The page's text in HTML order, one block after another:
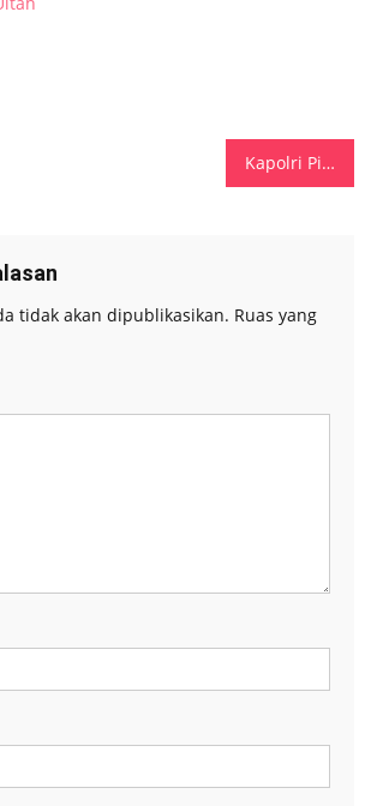
Kapolri Pimpin Pelantikan dan Sertijab Enam Kapolda Jajaran
tidak akan dipublikasikan. Ruas yang